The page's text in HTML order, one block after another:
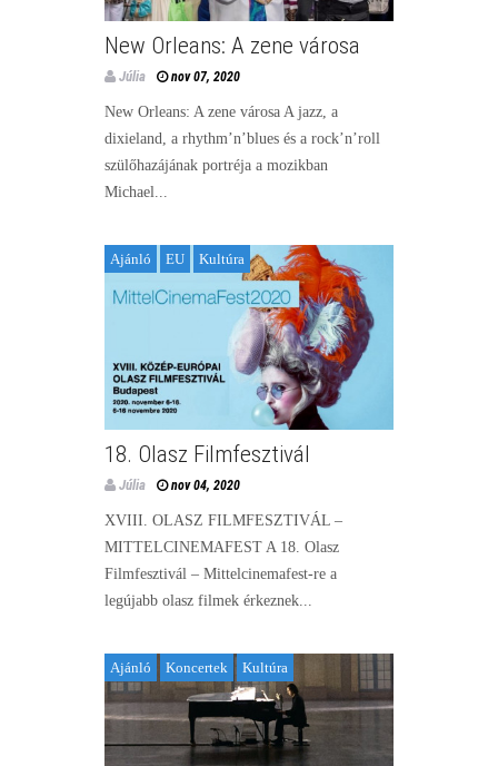
New Orleans: A zene városa
Júlia nov 07, 2020
New Orleans: A zene városa A jazz, a
dixieland, a rhythm’n’blues és a rock’n’roll
szülőhazájának portréja a mozikban
Michael...
Ajánló EU Kultúra
18. Olasz Filmfesztivál
Júlia nov 04, 2020
XVIII. OLASZ FILMFESZTIVÁL –
MITTELCINEMAFEST A 18. Olasz
Filmfesztivál – Mittelcinemafest-re a
legújabb olasz filmek érkeznek...
Ajánló Koncertek Kultúra